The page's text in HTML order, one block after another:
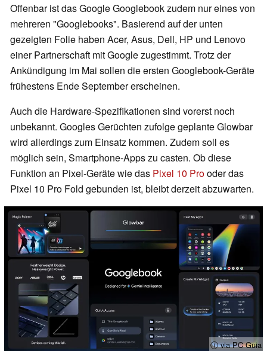
Offenbar ist das Google Googlebook zudem nur eines von
mehreren "Googlebooks". Basierend auf der unten
gezeigten Folie haben Acer, Asus, Dell, HP und Lenovo
einer Partnerschaft mit Google zugestimmt. Trotz der
Ankündigung im Mai sollen die ersten Googlebook-Geräte
frühestens Ende September erscheinen.
Auch die Hardware-Spezifikationen sind vorerst noch
unbekannt. Googles Gerüchten zufolge geplante Glowbar
wird allerdings zum Einsatz kommen. Zudem soll es
möglich sein, Smartphone-Apps zu casten. Ob diese
Funktion an Pixel-Geräte wie das Pixel 10 Prooder das
Pixel 10 Pro Fold gebunden ist, bleibt derzeit abzuwarten.
ⓘ via PC Guia